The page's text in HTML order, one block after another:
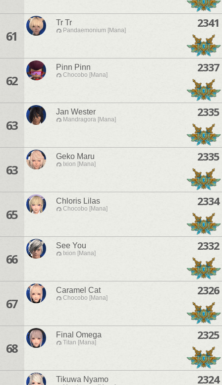
61
Tr Tr
Pandaemonium [Mana]
2341
62
Pinn Pinn
Chocobo [Mana]
2337
63
Jan Wester
Mandragora [Mana]
2335
63
Geko Maru
Ixion [Mana]
2335
65
Chloris Lilas
Chocobo [Mana]
2334
66
See You
Ixion [Mana]
2332
67
Caramel Cat
Chocobo [Mana]
2326
68
Final Omega
Titan [Mana]
2325
Tikuwa Nyamo 2324